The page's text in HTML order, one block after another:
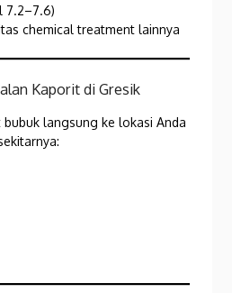
7.2–7.6)
chemical treatment lainnya
Kaporit di Gresik
bubuk langsung ke lokasi Anda